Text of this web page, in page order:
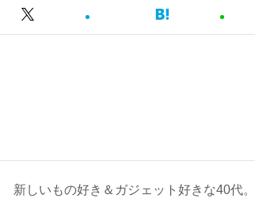
新しいもの好き＆ガジェット好きな40代